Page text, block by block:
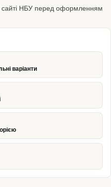
НБУ перед оформленням
варіанти